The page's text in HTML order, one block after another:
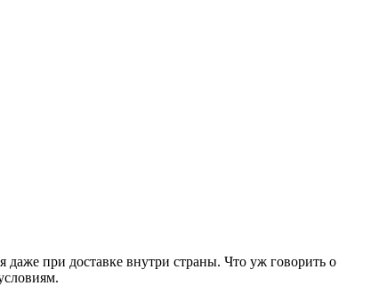
при доставке внутри страны. Что уж говорить о